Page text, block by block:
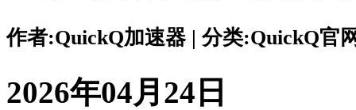
作者:QuickQ加速器 | 分类:QuickQ官
2026年04月24日